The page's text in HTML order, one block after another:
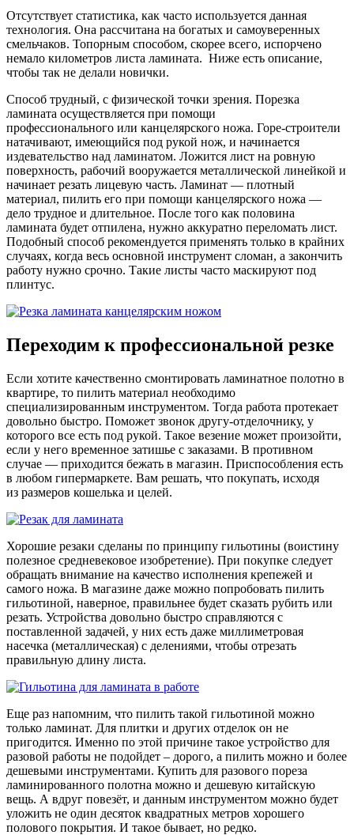
Отсутствует статистика, как часто используется данная
технология. Она рассчитана на богатых и самоуверенных
смельчаков. Топорным способом, скорее всего, испорчено
немало километров листа ламината. Ниже есть описание,
чтобы так не делали новички.
Способ трудный, с физической точки зрения. Порезка
ламината осуществляется при помощи
профессионального или канцелярского ножа. Горе-строители
натачивают, имеющийся под рукой нож, и начинается
издевательство над ламинатом. Ложится лист на ровную
поверхность, рабочий вооружается металлической линейкой и
начинает резать лицевую часть. Ламинат — плотный
материал, пилить его при помощи канцелярского ножа —
дело трудное и длительное. После того как половина
ламината будет отпилена, нужно аккуратно переломать лист.
Подобный способ рекомендуется применять только в крайних
случаях, когда весь основной инструмент сломан, а закончить
работу нужно срочно. Такие листы часто маскируют под
плинтус.
Переходим к профессиональной резке
Если хотите качественно смонтировать ламинатное полотно в
квартире, то пилить материал необходимо
специализированным инструментом. Тогда работа протекает
довольно быстро. Поможет звонок другу-отделочнику, у
которого все есть под рукой. Такое везение может произойти,
если у него временное затишье с заказами. В противном
случае — приходится бежать в магазин. Приспособления есть
в любом гипермаркете. Вам решать, что покупать, исходя
из размеров кошелька и целей.
Хорошие резаки сделаны по принципу гильотины (воистину
полезное средневековое изобретение). При покупке следует
обращать внимание на качество исполнения крепежей и
самого ножа. В магазине даже можно попробовать пилить
гильотиной, наверное, правильнее будет сказать рубить или
резать. Устройства довольно быстро справляются с
поставленной задачей, у них есть даже миллиметровая
насечка (металлическая) с делениями, чтобы отрезать
правильную длину листа.
Еще раз напомним, что пилить такой гильотиной можно
только ламинат. Для плитки и других отделок он не
пригодится. Именно по этой причине такое устройство для
разовой работы не подойдет – дорого, а пилить можно и более
дешевыми инструментами. Купить для разового пореза
ламинированного полотна можно и дешевую китайскую
вещь. А вдруг повезёт, и данным инструментом можно будет
уложить не один десяток квадратных метров хорошего
полового покрытия. И такое бывает, но редко.